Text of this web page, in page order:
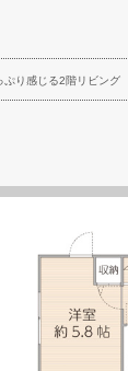
ぷり感じる2階リビング